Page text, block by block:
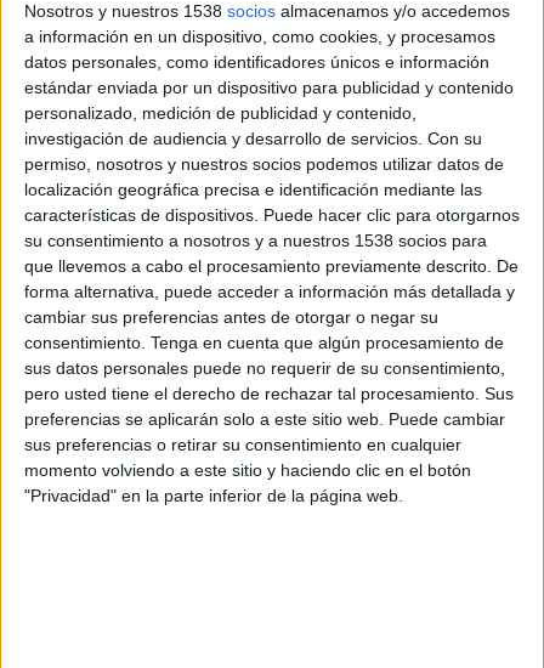
Nosotros y nuestros 1538 socios almacenamos y/o accedemos
a información en un dispositivo, como cookies, y procesamos
datos personales, como identificadores únicos e información
estándar enviada por un dispositivo para publicidad y contenido
personalizado, medición de publicidad y contenido,
investigación de audiencia y desarrollo de servicios. Con su
permiso, nosotros y nuestros socios podemos utilizar datos de
localización geográfica precisa e identificación mediante las
características de dispositivos. Puede hacer clic para otorgarnos
su consentimiento a nosotros y a nuestros 1538 socios para
que llevemos a cabo el procesamiento previamente descrito. De
forma alternativa, puede acceder a información más detallada y
cambiar sus preferencias antes de otorgar o negar su
consentimiento. Tenga en cuenta que algún procesamiento de
sus datos personales puede no requerir de su consentimiento,
pero usted tiene el derecho de rechazar tal procesamiento. Sus
preferencias se aplicarán solo a este sitio web. Puede cambiar
sus preferencias o retirar su consentimiento en cualquier
momento volviendo a este sitio y haciendo clic en el botón
"Privacidad" en la parte inferior de la página web.
NOTÍCIES MÉS LLEGIDES
Mor ofegat un home després de
llançar-se a nedar des d’una
embarcació a l’Estartit
Els radars de Girona posen més de
41.000 multes durant el primer any de
funcionament
Marc Parrot i el Quartet Brossa
fusionen pop i música de cambra a